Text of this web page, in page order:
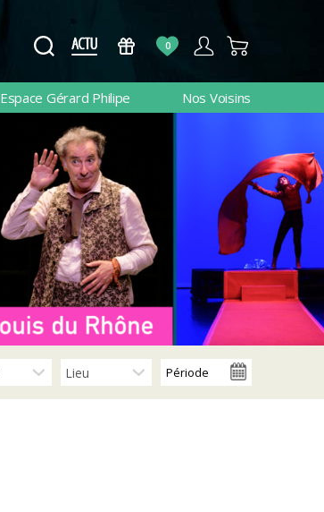
0
Espace Gérard Philipe Nos Voisins